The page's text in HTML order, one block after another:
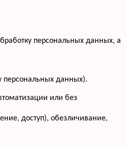
персональных данных, а
персональных данных).
или без
доступ), обезличивание,